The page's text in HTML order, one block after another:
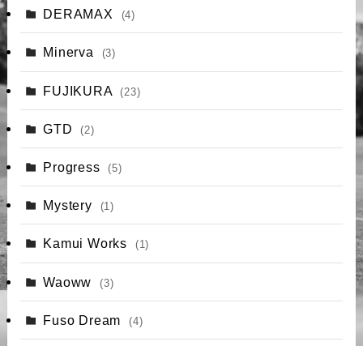
DERAMAX (4)
Minerva (3)
FUJIKURA (23)
GTD (2)
Progress (5)
Mystery (1)
Kamui Works (1)
Waoww (3)
Fuso Dream (4)